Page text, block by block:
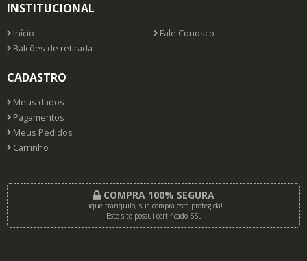
INSTITUCIONAL
Início
Fale Conosco
Balcões de retirada
CADASTRO
Meus dados
Pagamentos
Meus Pedidos
Carrinho
COMPRA 100% SEGURA
Fique tranquilo, sua compra está protegida!
Este site possui certificado SSL